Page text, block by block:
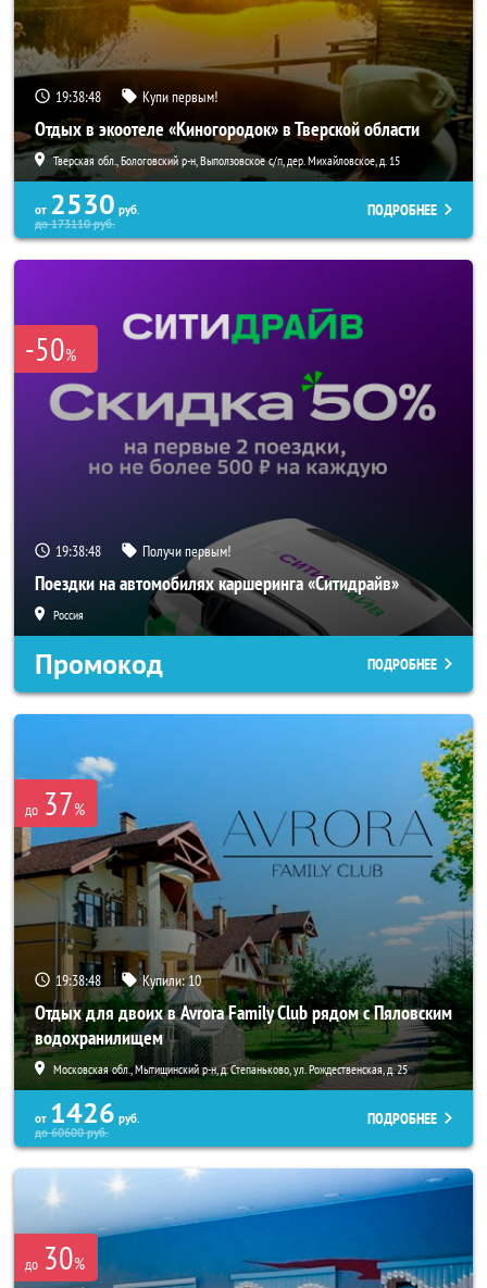
19:38:46 Купи первым!
Отдых в экоотеле «Киногородок» в Тверской области
Тверская обл., Бологовский р-н, Выползовское с/п, дер. Михайловское, д. 15
от 2530 руб.
до173110руб.
ПОДРОБНЕЕ
-50%
19:38:46 Получи первым!
Поездки на автомобилях каршеринга «Ситидрайв»
Россия
Промокод ПОДРОБНЕЕ
до 37%
19:38:46 Купили:10
Отдых для двоих в Avrora Family Club рядом с Пяловским
водохранилищем
Московская обл., Мытищинский р-н, д. Степаньково, ул. Рождественская, д. 25
от 1426 руб.
до60600руб.
ПОДРОБНЕЕ
до 30%